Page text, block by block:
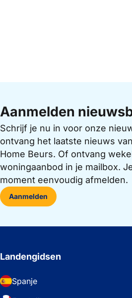
Aanmelden
Schrijf je nu in voor onze
ontvang het laatste nieuws
Home Beurs. Of ontvang
woningaanbod in je mailbox.
moment eenvoudig afmelden.
Aanmelden
Landengidsen
Spanje